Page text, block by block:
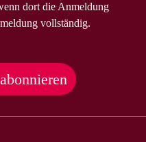
dort die Anmeldung
vollständig.